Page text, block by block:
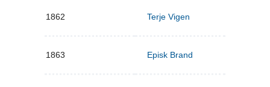
1862 Terje Vigen
1863 Episk Brand